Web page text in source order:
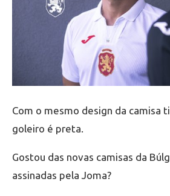
Com o mesmo design da camisa
goleiro é preta.
Gostou das novas camisas da
assinadas pela Joma?